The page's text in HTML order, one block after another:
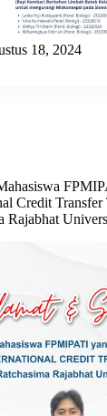
18, 2024
Credit Transfer
Rajabhat